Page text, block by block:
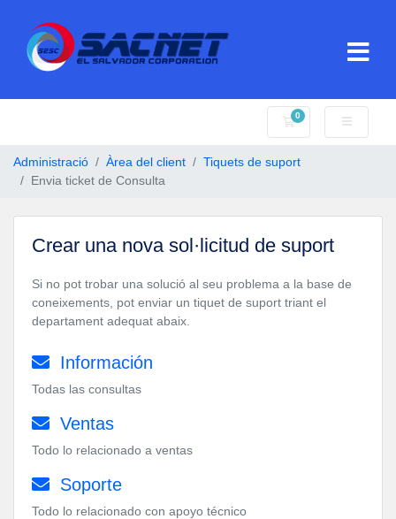
0
Carro de Comandes
Administració Àrea del client
Tiquets de suport
Envia ticket de Consulta
Crear una nova sol·licitud de suport
Si no pot trobar una solució al seu problema a la base de
coneixements, pot enviar un tiquet de suport triant el
departament adequat abaix.
Información
Todas las consultas
Ventas
Todo lo relacionado a ventas
Soporte
Todo lo relacionado con apoyo técnico